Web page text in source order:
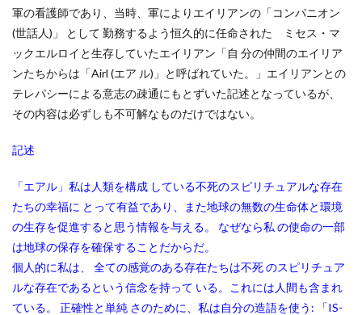
軍の看護師であり、当時、軍によりエイリアンの「コンパニオン
(世話人)」 として 勤務するよう恒久的に任命された ミセス・マ
ックエルロイと生存していたエイリアン 「自 分の仲間のエイリア
ンたちからは「Airl (エア ル)」と呼ばれていた。」エイリアンとの
テレパシーによる意志の疎通にもとずいた記述となっているが、
その内容は必ずしも不可解なものだけではない。
記述
「エアル」私は人類を構成 している不死のスピリチュアルな存在
たちの幸福に とって有益であり、また地球の無数の生命体と環境
の生存を促進すると思う情報を与える。 なぜなら私 の使命の一部
は地球の保存を確保することだからだ。
個人的に私は、 全ての感覚のある存在たちは不死 のスピリチュア
ルな存在であるという信念を持って いる。これには人間も含まれ
ている。 正確性と単純 さのために、私は自分の造語を使う: 「IS-